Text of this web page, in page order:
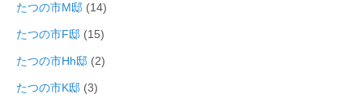
たつの市M邸 (14)
たつの市F邸 (15)
たつの市Hh邸 (2)
たつの市K邸 (3)